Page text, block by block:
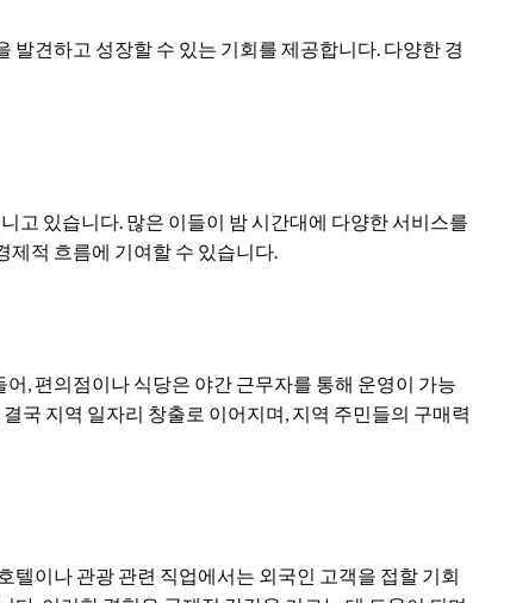
발견하고 성장할 수 있는 기회를 제공합니다. 다양한 경
고 있습니다. 많은 이들이 밤 시간대에 다양한 서비스를
제적 흐름에 기여할 수 있습니다.
, 편의점이나 식당은 야간 근무자를 통해 운영이 가능
국 지역 일자리 창출로 이어지며, 지역 주민들의 구매력
텔이나 관광 관련 직업에서는 외국인 고객을 접할 기회